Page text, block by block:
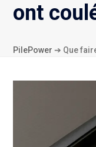
ont
PilePower ➔ Que